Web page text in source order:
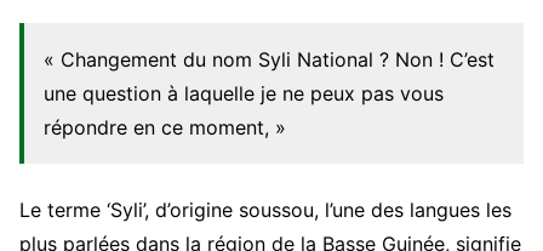
« Changement du nom Syli National ? Non ! C’est
une question à laquelle je ne peux pas vous
répondre en ce moment, »
Le terme ‘Syli’, d’origine soussou, l’une des langues les
plus parlées dans la région de la Basse Guinée, signifie